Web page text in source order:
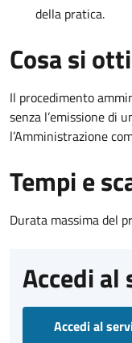
della pratica.
Cosa si
Il procedimento
senza l’emissione di
l’Amministrazione
Tempi e
Durata massima del
Accedi al
Accedi al